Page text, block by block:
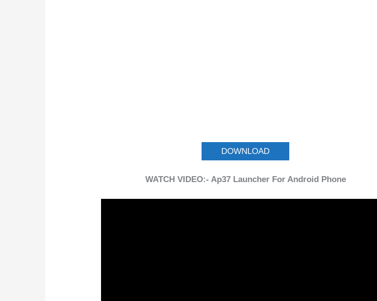
DOWNLOAD
WATCH VIDEO:- Ap37 Launcher For Android Phone